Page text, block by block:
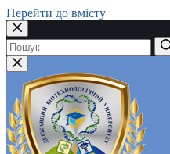
Перейти до вмісту
Немає
результатів